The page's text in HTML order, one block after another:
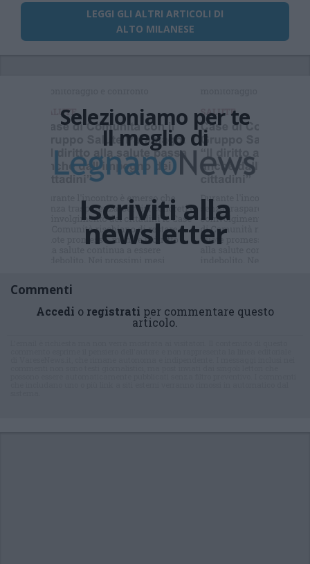
LEGGI GLI ALTRI ARTICOLI DI
ALTO MILANESE
Ti sei
perso le
NOTIZIE
di cui tutti
Commenti
Accedi o registrati per commentare questo
articolo.